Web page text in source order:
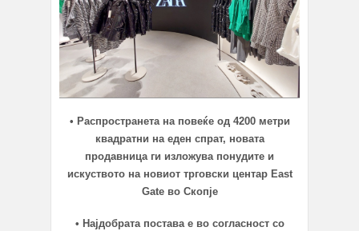
• Распространета на повеќе од 4200 метри
квадратни на еден спрат, новата
продавница ги изложува понудите и
искуството на новиот трговски центар East
Gate во Скопје
• Најдобрата постава е во согласност со